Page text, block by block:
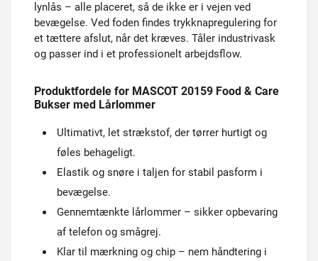
lynlås – alle placeret, så de ikke er i vejen ved
bevægelse. Ved foden findes trykknapregulering for
et tættere afslut, når det kræves. Tåler industrivask
og passer ind i et professionelt arbejdsflow.
Produktfordele for MASCOT 20159 Food & Care
Bukser med Lårlommer
Ultimativt, let strækstof, der tørrer hurtigt og
føles behageligt.
Elastik og snøre i taljen for stabil pasform i
bevægelse.
Gennemtænkte lårlommer – sikker opbevaring
af telefon og smågrej.
Klar til mærkning og chip – nem håndtering i